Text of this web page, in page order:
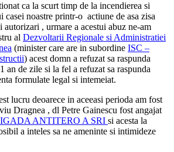
ca la scurt timp de la incendierea si
casei noastre printr-o actiune de asa zisa
, urmare a acestui abuz ne-am
al Dezvoltarii Regionale si Administratiei
(minister care are in subordine ISC –
) acest domn a refuzat sa raspunda
an de zile si la fel a refuzat sa raspunda
formulate legal si intemeiat.
lucru deoarece in aceeasi perioda am fost
Dragnea , dl Petre Gainescu fost angajat
ANTITERO A SRI si acesta la
a inteles sa ne ameninte si intimideze